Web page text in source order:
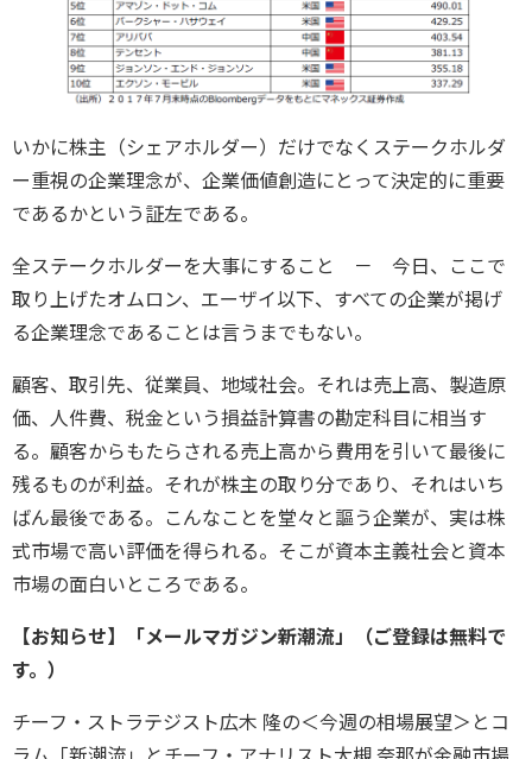
いかに株主（シェアホルダー）だけでなくステークホルダ
ー重視の企業理念が、企業価値創造にとって決定的に重要
であるかという証左である。
全ステークホルダーを大事にすること － 今日、ここで
取り上げたオムロン、エーザイ以下、すべての企業が掲げ
る企業理念であることは言うまでもない。
顧客、取引先、従業員、地域社会。それは売上高、製造原
価、人件費、税金という損益計算書の勘定科目に相当す
る。顧客からもたらされる売上高から費用を引いて最後に
残るものが利益。それが株主の取り分であり、それはいち
ばん最後である。こんなことを堂々と謳う企業が、実は株
式市場で高い評価を得られる。そこが資本主義社会と資本
市場の面白いところである。
【お知らせ】「メールマガジン新潮流」（ご登録は無料で
す。）
チーフ・ストラテジスト広木 隆の＜今週の相場展望＞とコ